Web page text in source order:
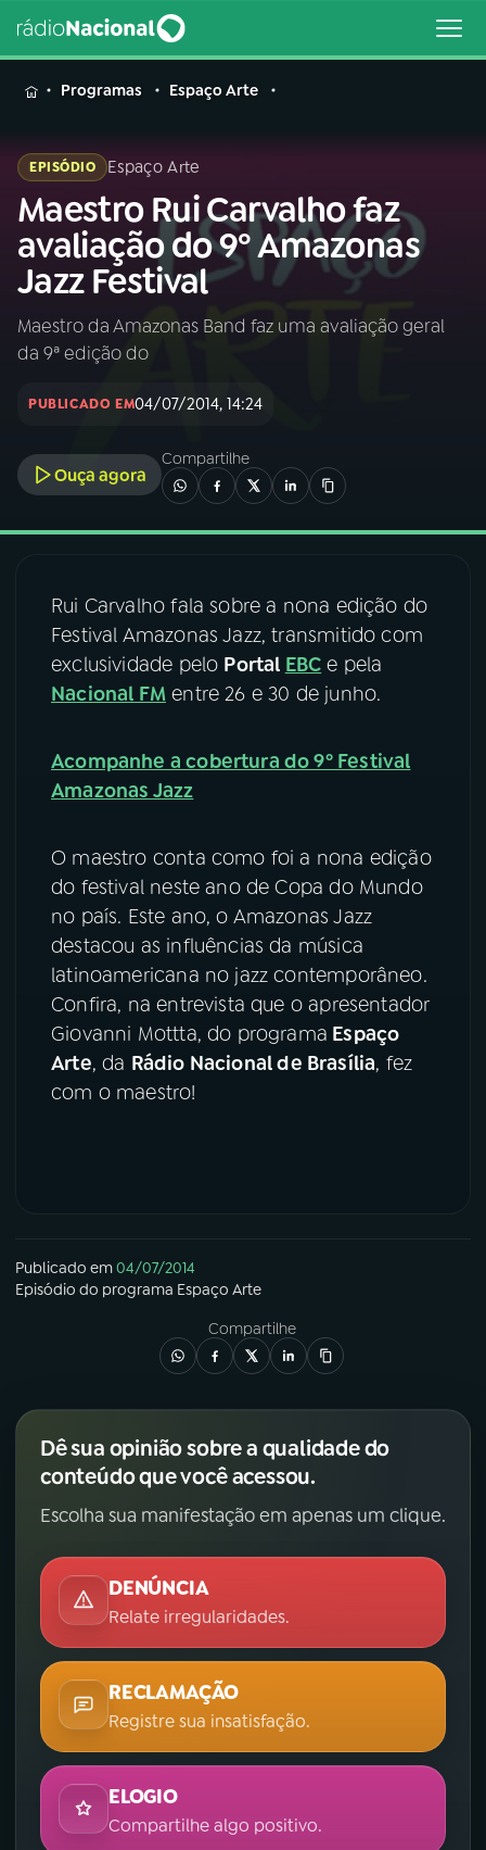
MENU
Buscar
na
Rádio
Nacional
Buscar
AO VIVO
INÍCIO
A RÁDIO
03PROGRAMAÇÃO
04 PROGRAMAS
PODCASTS
VIDEOCASTS
08FESTIVAL DE MÚSICA
ACOMPANHE A RÁDIO NACIONAL
YouTube Facebook
Instagram X
Programas Espaço Arte
EPISÓDIO Espaço Arte
Maestro Rui Carvalho faz
avaliação do 9º Amazonas
Jazz Festival
Maestro da Amazonas Band faz uma avaliação geral
da 9ª edição do
PUBLICADO EM04/07/2014, 14:24
Ouça agora
Compartilhe
Rui Carvalho fala sobre a nona edição do
Festival Amazonas Jazz, transmitido com
exclusividade pelo Portal EBC e pela
Nacional FMentre 26 e 30 de junho.
Acompanhe a cobertura do 9º Festival
Amazonas Jazz
O maestro conta como foi a nona edição
do festival neste ano de Copa do Mundo
no país. Este ano, o Amazonas Jazz
destacou as influências da música
latinoamericana no jazz contemporâneo.
Confira, na entrevista que o apresentador
Giovanni Mottta, do programa Espaço
Arte, da Rádio Nacional de Brasília, fez
com o maestro!
Publicado em04/07/2014
Episódio do programa Espaço Arte
Compartilhe
Dê sua opinião sobre a qualidade do
conteúdo que você acessou.
Escolha sua manifestação em apenas um clique.
DENÚNCIA
Relate irregularidades.
RECLAMAÇÃO
Registre sua insatisfação.
ELOGIO
Compartilhe algo positivo.